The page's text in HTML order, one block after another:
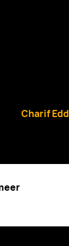
Charif